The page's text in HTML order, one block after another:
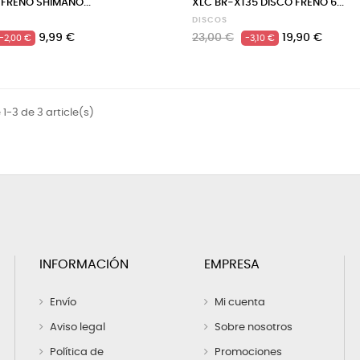
SHIMANO...
-2,00 € Precio
9,99 €
XLC BR-X135 DISCO FRENO 6...
DISCOS
Precio
23,00 € -3,10 € Precio
19,90 €
1-3 de 3 article(s)
INFORMACIÓN
Envío
Aviso legal
Política de
EMPRESA
Mi cuenta
Sobre nosotros
Promociones